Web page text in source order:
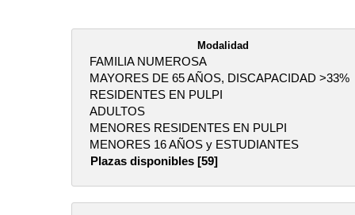
Modalidad
FAMILIA NUMEROSA
MAYORES DE 65 AÑOS, DISCAPACIDAD >33%
RESIDENTES EN PULPI
ADULTOS
MENORES RESIDENTES EN PULPI
MENORES 16 AÑOS y ESTUDIANTES
Plazas disponibles [59]